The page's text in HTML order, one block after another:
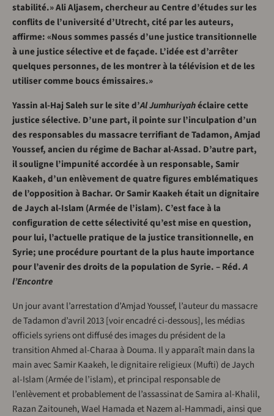
stabilité.» Ali Aljasem, chercheur au Centre d’études sur les
conflits de l’université d’Utrecht, cité par les auteurs,
affirme: «Nous sommes passés d’une justice transitionnelle
à une justice sélective et de façade. L’idée est d’arrêter
quelques personnes, de les montrer à la télévision et de les
utiliser comme boucs émissaires.»
Yassin al-Haj Saleh sur le site d’Al Jumhuriyahéclaire cette
justice sélective. D’une part, il pointe sur l’inculpation d’un
des responsables du massacre terrifiant de Tadamon, Amjad
Youssef, ancien du régime de Bachar al-Assad. D’autre part,
il souligne l’impunité accordée à un responsable, Samir
Kaakeh, d’un enlèvement de quatre figures emblématiques
de l’opposition à Bachar. Or Samir Kaakeh était un dignitaire
de Jaych al-Islam (Armée de l’islam). C’est face à la
configuration de cette sélectivité qu’est mise en question,
pour lui, l’actuelle pratique de la justice transitionnelle, en
Syrie; une procédure pourtant de la plus haute importance
pour l’avenir des droits de la population de Syrie. – Réd.A
l’Encontre
Un jour avant l’arrestation d’Amjad Youssef, l’auteur du massacre
de Tadamon d’avril 2013 [voir encadré ci-dessous], les médias
officiels syriens ont diffusé des images du président de la
transition Ahmed al-Charaa à Douma. Il y apparaît main dans la
main avec Samir Kaakeh, le dignitaire religieux (Mufti) de Jaych
al-Islam (Armée de l’islam), et principal responsable de
l’enlèvement et probablement de l’assassinat de Samira al-Khalil,
Razan Zaitouneh, Wael Hamada et Nazem al-Hammadi, ainsi que